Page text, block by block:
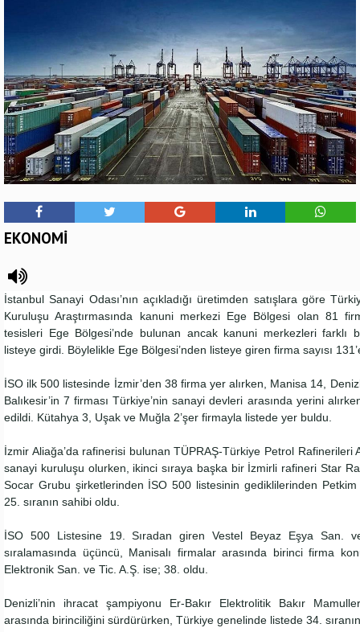
EKONOMİ
İstanbul Sanayi Odası’nın açıkladığı üretimden satışlara göre
Kuruluşu Araştırmasında kanuni merkezi Ege Bölgesi olan 81
tesisleri Ege Bölgesi’nde bulunan ancak kanuni merkezleri farklı
listeye girdi. Böylelikle Ege Bölgesi’nden listeye giren firma sayısı
İSO ilk 500 listesinde İzmir’den 38 firma yer alırken, Manisa 14,
Balıkesir’in 7 firması Türkiye’nin sanayi devleri arasında yerini
edildi. Kütahya 3, Uşak ve Muğla 2’şer firmayla listede yer buldu.
İzmir Aliağa’da rafinerisi bulunan TÜPRAŞ-Türkiye Petrol Rafinerileri
sanayi kuruluşu olurken, ikinci sıraya başka bir İzmirli rafineri Star
Socar Grubu şirketlerinden İSO 500 listesinin gediklilerinden
25. sıranın sahibi oldu.
İSO 500 Listesine 19. Sıradan giren Vestel Beyaz Eşya San.
sıralamasında üçüncü, Manisalı firmalar arasında birinci firma
Elektronik San. ve Tic. A.Ş. ise; 38. oldu.
Denizli’nin ihracat şampiyonu Er-Bakır Elektrolitik Bakır
arasında birinciliğini sürdürürken, Türkiye genelinde listede 34.